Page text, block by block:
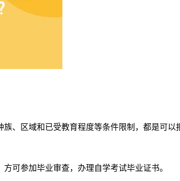
、区域和已受教育程度等条件限制，都是可
可参加毕业审查，办理自学考试毕业证书。